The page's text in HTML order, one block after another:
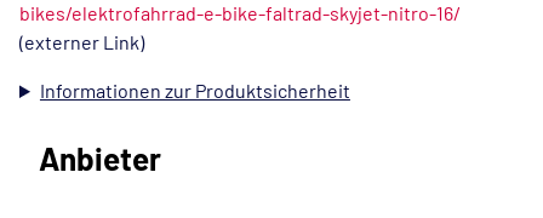
bikes/elektrofahrrad-e-bike-faltrad-skyjet-nitro-16/
(externer Link)
Informationen zur Produktsicherheit
Anbieter